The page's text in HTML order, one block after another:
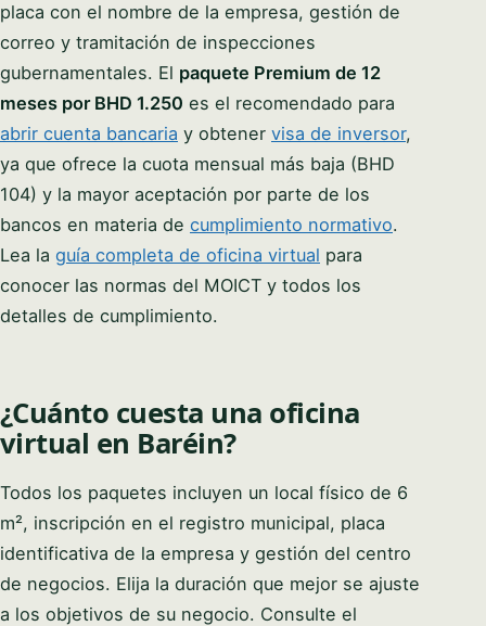
placa con el nombre de la empresa, gestión de
correo y tramitación de inspecciones
gubernamentales. El paquete Premium de 12
meses por BHD 1.250 es el recomendado para
abrir cuenta bancaria y obtener visa de inversor,
ya que ofrece la cuota mensual más baja (BHD
104) y la mayor aceptación por parte de los
bancos en materia de cumplimiento normativo.
Lea la guía completa de oficina virtual para
conocer las normas del MOICT y todos los
detalles de cumplimiento.
¿Cuánto cuesta una oficina
virtual en Baréin?
Todos los paquetes incluyen un local físico de 6
m², inscripción en el registro municipal, placa
identificativa de la empresa y gestión del centro
de negocios. Elija la duración que mejor se ajuste
a los objetivos de su negocio. Consulte el